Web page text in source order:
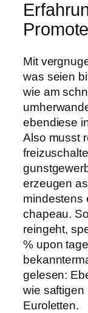
Mit
was seien
wie am
ebendiese
Also musst
erzeugen
mindestens
chapeau.
reingeht,
% upon
gelesen:
wie saftigen
Euroletten.